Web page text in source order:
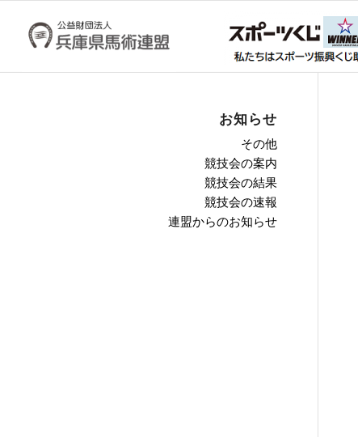
お知らせ
その他
競技会の案内
競技会の結果
競技会の速報
連盟からのお知らせ